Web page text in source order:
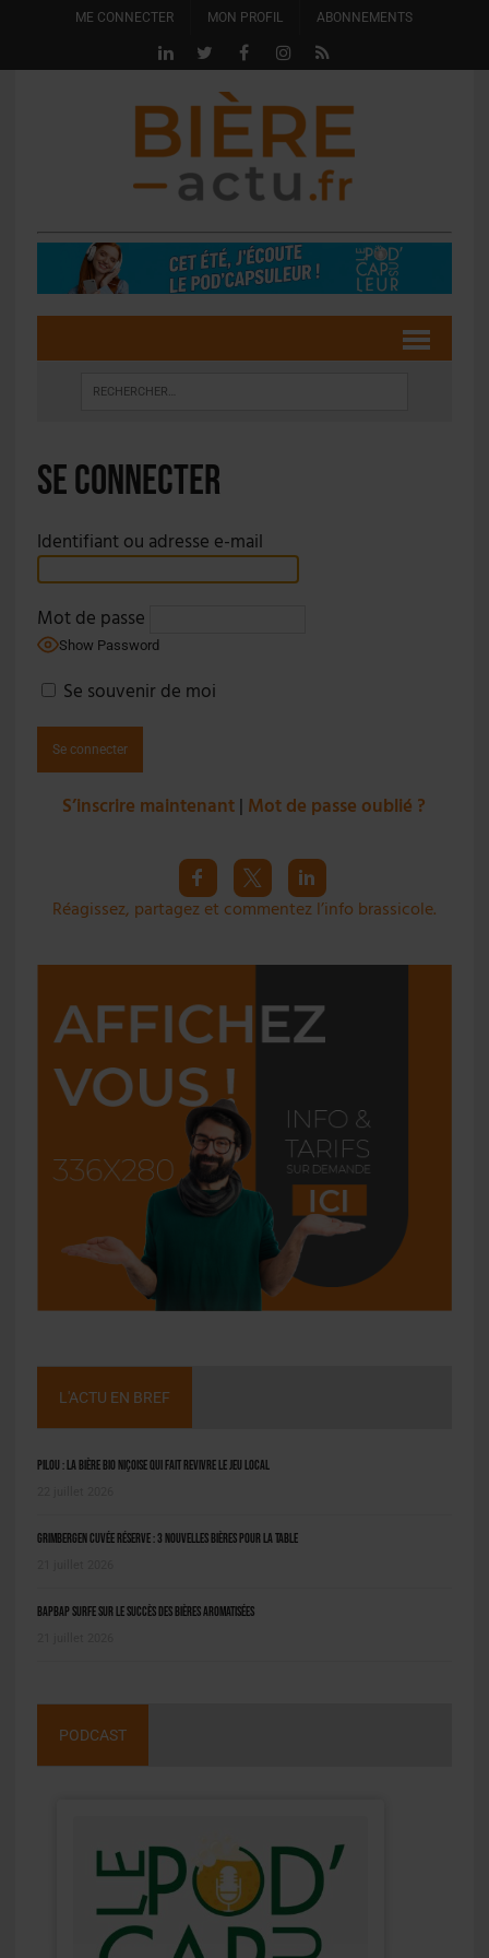
ME CONNECTER MON PROFIL ABONNEMENTS
Se connecter
Identifiant ou adresse e-mail
Mot de passe
Show Password
Se souvenir de moi
S’inscrire maintenant | Mot de passe oublié ?
Réagissez, partagez et commentez l’info brassicole.
L'ACTU EN BREF
Pilou : la bière bio niçoise qui fait revivre le jeu local
Grimbergen Cuvée Réserve : 3 nouvelles bières pour la table
BAPBAP surfe sur le succès des bières aromatisées
PODCAST